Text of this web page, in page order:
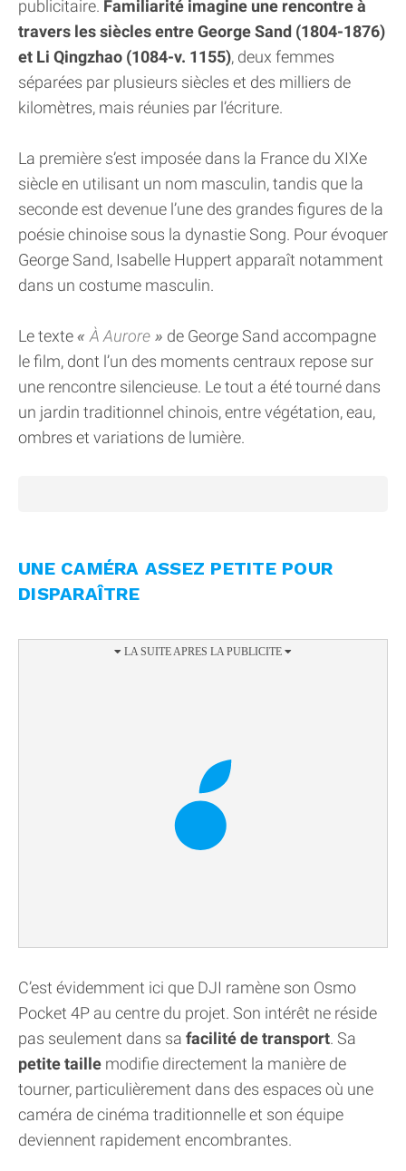
publicitaire. Familiarité imagine une rencontre à
travers les siècles entre George Sand (1804-1876)
et Li Qingzhao (1084-v. 1155), deux femmes
séparées par plusieurs siècles et des milliers de
kilomètres, mais réunies par l’écriture.
La première s’est imposée dans la France du XIXe
siècle en utilisant un nom masculin, tandis que la
seconde est devenue l’une des grandes figures de la
poésie chinoise sous la dynastie Song. Pour évoquer
George Sand, Isabelle Huppert apparaît notamment
dans un costume masculin.
Le texte À Aurore
de George Sand accompagne
le film, dont l’un des moments centraux repose sur
une rencontre silencieuse. Le tout a été tourné dans
un jardin traditionnel chinois, entre végétation, eau,
ombres et variations de lumière.
UNE CAMÉRA ASSEZ PETITE POUR
DISPARAÎTRE
C’est évidemment ici que DJI ramène son Osmo
Pocket 4P au centre du projet. Son intérêt ne réside
pas seulement dans sa facilité de transport. Sa
petite taille modifie directement la manière de
tourner, particulièrement dans des espaces où une
caméra de cinéma traditionnelle et son équipe
deviennent rapidement encombrantes.